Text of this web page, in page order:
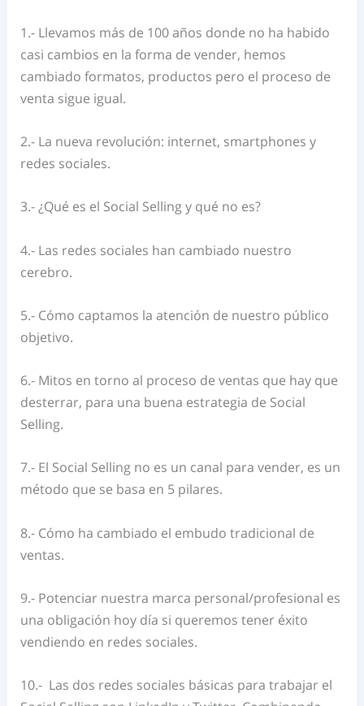
1.- Llevamos más de 100 años donde no ha habido
casi cambios en la forma de vender, hemos
cambiado formatos, productos pero el proceso de
venta sigue igual.
2.- La nueva revolución: internet, smartphones y
redes sociales.
3.- ¿Qué es el Social Selling y qué no es?
4.- Las redes sociales han cambiado nuestro
cerebro.
5.- Cómo captamos la atención de nuestro público
objetivo.
6.- Mitos en torno al proceso de ventas que hay que
desterrar, para una buena estrategia de Social
Selling.
7.- El Social Selling no es un canal para vender, es un
método que se basa en 5 pilares.
8.- Cómo ha cambiado el embudo tradicional de
ventas.
9.- Potenciar nuestra marca personal/profesional es
una obligación hoy día si queremos tener éxito
vendiendo en redes sociales.
10.- Las dos redes sociales básicas para trabajar el